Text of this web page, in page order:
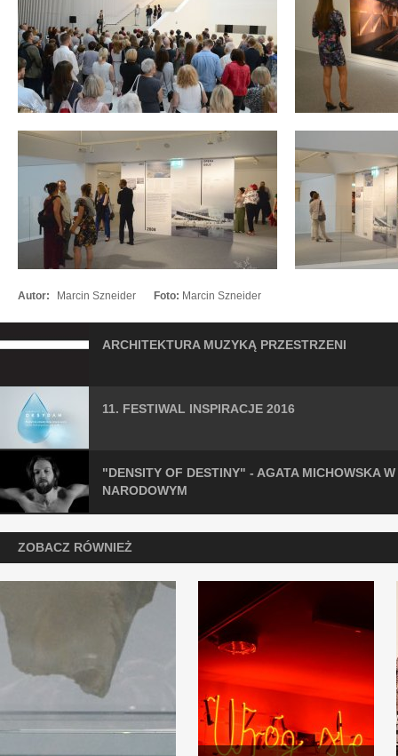
Autor: Marcin Szneider Foto: Marcin Szneider
ARCHITEKTURA MUZYKĄ PRZESTRZENI
11. FESTIWAL INSPIRACJE 2016
"DENSITY OF DESTINY" - AGATA MICHOWSKA
NARODOWYM
ZOBACZ RÓWNIEŻ